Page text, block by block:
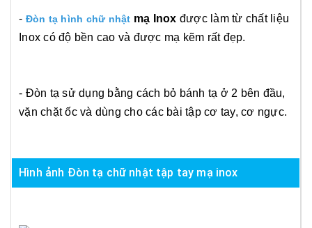
- Đòn tạ hình chữ nhật mạ Inox được làm từ chất liệu
Inox có độ bền cao và được mạ kẽm rất đẹp.
- Đòn tạ sử dụng bằng cách bỏ bánh tạ ở 2 bên đầu,
vặn chặt ốc và dùng cho các bài tập cơ tay, cơ ngực.
Hình ảnh Đòn tạ chữ nhật tập tay mạ inox